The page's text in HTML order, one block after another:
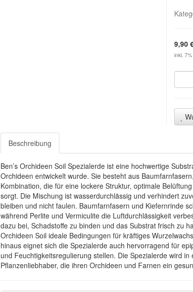
9,90
inkl.
Beschreibung
Ben’s Orchideen Soil Spezialerde ist eine hochwertige
Orchideen entwickelt wurde. Sie besteht aus
Kombination, die für eine lockere Struktur, optimale
sorgt. Die Mischung ist wasserdurchlässig und verhindert
bleiben und nicht faulen. Baumfarnfasern und Kiefernrinde
während Perlite und Vermiculite die Luftdurchlässigkeit
dazu bei, Schadstoffe zu binden und das Substrat frisch zu
Orchideen Soil ideale Bedingungen für kräftiges
hinaus eignet sich die Spezialerde auch hervorragend für
und Feuchtigkeitsregulierung stellen. Die Spezialerde wird
Pflanzenliebhaber, die ihren Orchideen und Farnen ein